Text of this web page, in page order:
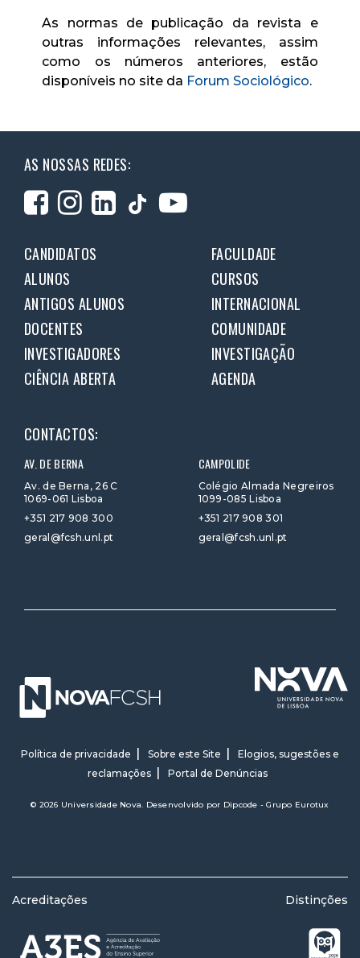
As normas de publicação da revista e
outras informações relevantes, assim
como os números anteriores, estão
disponíveis no site da Forum Sociológico.
AS NOSSAS REDES:
CANDIDATOS
FACULDADE
ALUNOS
CURSOS
ANTIGOS ALUNOS
INTERNACIONAL
DOCENTES
COMUNIDADE
INVESTIGADORES
INVESTIGAÇÃO
CIÊNCIA ABERTA
AGENDA
CONTACTOS:
AV. DE BERNA
Av. de Berna, 26 C
1069-061 Lisboa
+351 217 908 300
geral@fcsh.unl.pt
CAMPOLIDE
Colégio Almada Negreiros
1099-085 Lisboa
+351 217 908 301
geral@fcsh.unl.pt
Política de privacidade Sobre este Site
Elogios, sugestões e
reclamações
Portal de Denúncias
© 2026 Universidade Nova. Desenvolvido por Dipcode - Grupo Eurotux
Acreditações Distinções